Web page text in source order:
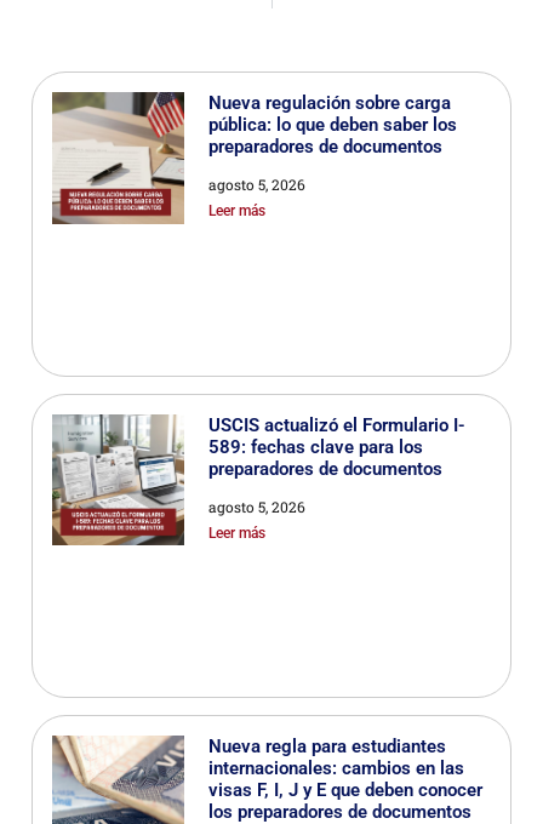
Nueva regulación sobre carga
pública: lo que deben saber los
preparadores de documentos
agosto 5, 2026
Leer más
USCIS actualizó el Formulario I-
589: fechas clave para los
preparadores de documentos
agosto 5, 2026
Leer más
Nueva regla para estudiantes
internacionales: cambios en las
visas F, I, J y E que deben conocer
los preparadores de documentos